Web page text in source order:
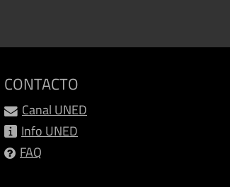
CONTACTO
Canal UNED
Info UNED
FAQ